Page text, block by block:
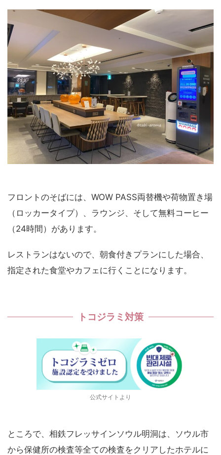
フロントのそばには、WOW PASS両替機や荷物置き場
（ロッカータイプ）、ラウンジ、そして無料コーヒー
（24時間）があります。
レストランはないので、朝食付きプランにした場合、
指定された食堂やカフェに行くことになります。
トコジラミ対策
公式サイトより
ところで、相鉄フレッサインソウル明洞は、ソウル市
から保健所の検査等全ての検査をクリアしたホテルに